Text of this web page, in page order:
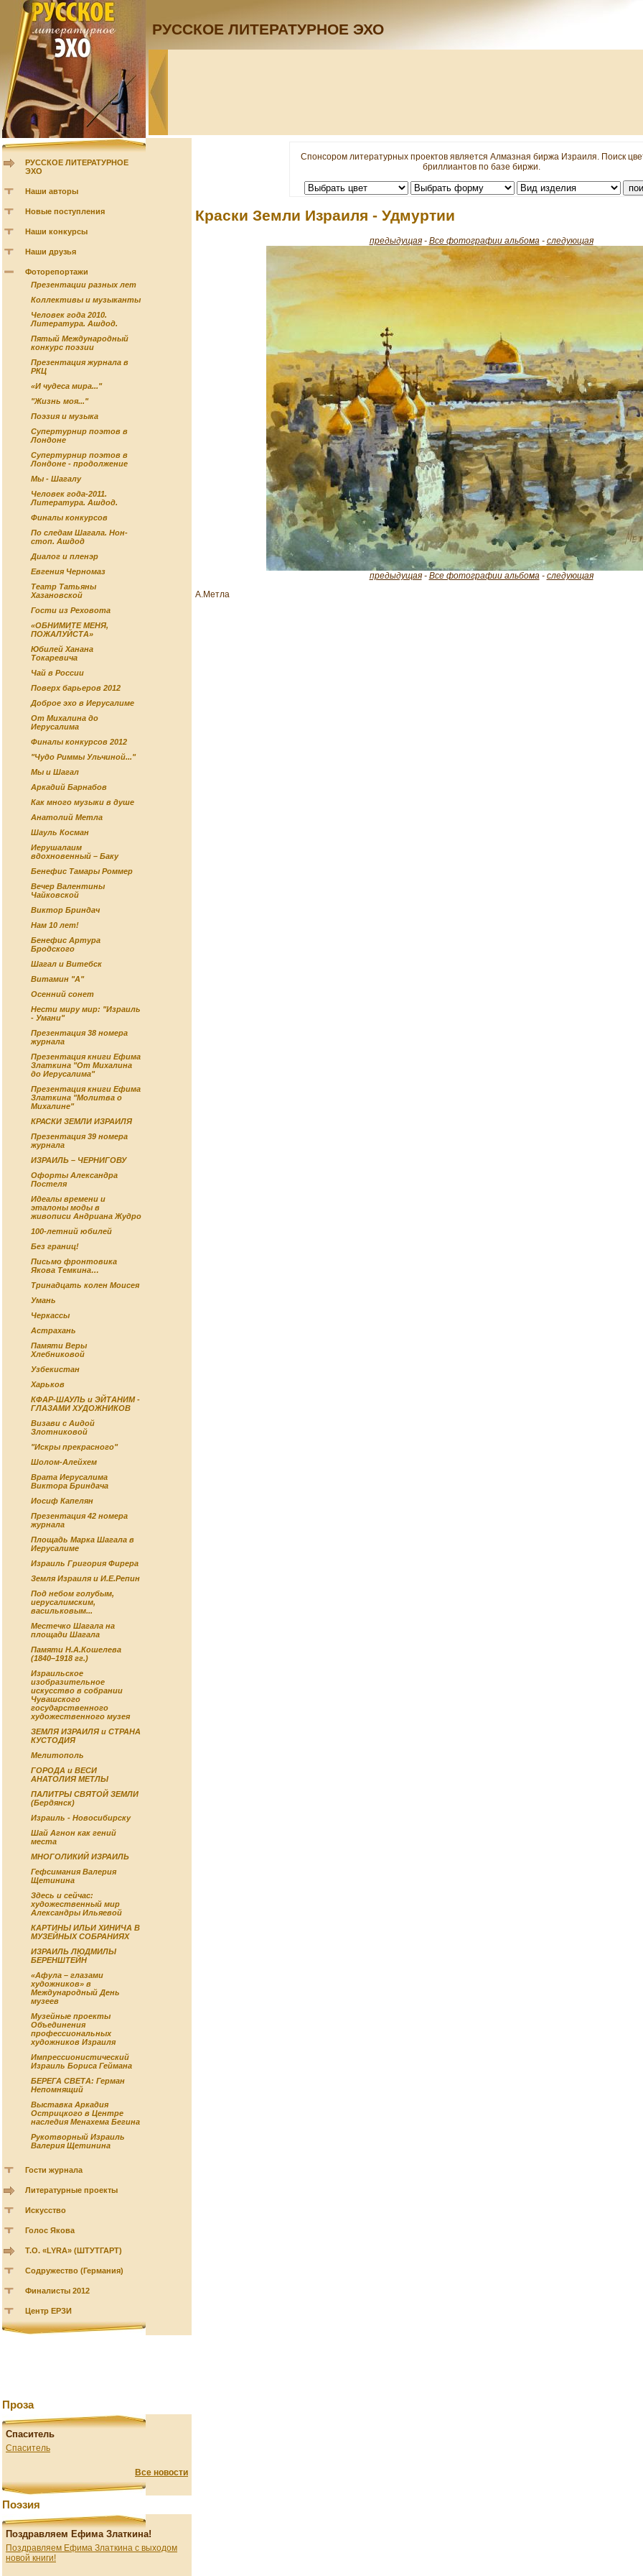
РУССКОЕ ЛИТЕРАТУРНОЕ ЭХО
РУССКОЕ ЛИТЕРАТУРНОЕ
ЭХО
Наши авторы
Новые поступления
Наши конкурсы
Наши друзья
Фоторепортажи
Презентации разных лет
Коллективы и музыканты
Человек года 2010.
Литература. Ашдод.
Пятый Международный
конкурс поэзии
Презентация журнала в
РКЦ
«И чудеса мира..."
"Жизнь моя..."
Поэзия и музыка
Супертурнир поэтов в
Лондоне
Супертурнир поэтов в
Лондоне - продолжение
Мы - Шагалу
Человек года-2011.
Литература. Ашдод.
Финалы конкурсов
По следам Шагала. Нон-
стоп. Ашдод
Диалог и пленэр
Евгения Черномаз
Театр Татьяны
Хазановской
Гости из Реховота
«ОБНИМИТЕ МЕНЯ,
ПОЖАЛУЙСТА»
Юбилей Ханана
Токаревича
Чай в России
Поверх барьеров 2012
Доброе эхо в Иерусалиме
От Михалина до
Иерусалима
Финалы конкурсов 2012
"Чудо Риммы Ульчиной..."
Мы и Шагал
Аркадий Барнабов
Как много музыки в душе
Анатолий Метла
Шауль Косман
Иерушалаим
вдохновенный – Баку
Бенефис Тамары Роммер
Вечер Валентины
Чайковской
Виктор Бриндач
Нам 10 лет!
Бенефис Артура
Бродского
Шагал и Витебск
Витамин "А"
Осенний сонет
Нести миру мир: "Израиль
- Умани"
Презентация 38 номера
журнала
Презентация книги Ефима
Златкина "От Михалина
до Иерусалима"
Презентация книги Ефима
Златкина "Молитва о
Михалине"
КРАСКИ ЗЕМЛИ ИЗРАИЛЯ
Презентация 39 номера
журнала
ИЗРАИЛЬ – ЧЕРНИГОВУ
Офорты Александра
Постеля
Идеалы времени и
эталоны моды в
живописи Андриана Жудро
100-летний юбилей
Без границ!
Письмо фронтовика
Якова Темкина…
Тринадцать колен Моисея
Умань
Черкассы
Астрахань
Памяти Веры
Хлебниковой
Узбекистан
Харьков
КФАР-ШАУЛЬ и ЭЙТАНИМ -
ГЛАЗАМИ ХУДОЖНИКОВ
Визави с Аидой
Злотниковой
"Искры прекрасного"
Шолом-Алейхем
Врата Иерусалима
Виктора Бриндача
Иосиф Капелян
Презентация 42 номера
журнала
Площадь Марка Шагала в
Иерусалиме
Израиль Григория Фирера
Земля Израиля и И.Е.Репин
Под небом голубым,
иерусалимским,
васильковым...
Местечко Шагала на
площади Шагала
Памяти Н.А.Кошелева
(1840–1918 гг.)
Израильское
изобразительное
искусство в собрании
Чувашского
государственного
художественного музея
ЗЕМЛЯ ИЗРАИЛЯ и СТРАНА
КУСТОДИЯ
Мелитополь
ГОРОДА и ВЕСИ
АНАТОЛИЯ МЕТЛЫ
ПАЛИТРЫ СВЯТОЙ ЗЕМЛИ
(Бердянск)
Израиль - Новосибирску
Шай Агнон как гений
места
МНОГОЛИКИЙ ИЗРАИЛЬ
Гефсимания Валерия
Щетинина
Здесь и сейчас:
художественный мир
Александры Ильяевой
КАРТИНЫ ИЛЬИ ХИНИЧА В
МУЗЕЙНЫХ СОБРАНИЯХ
ИЗРАИЛЬ ЛЮДМИЛЫ
БЕРЕНШТЕЙН
«Афула – глазами
художников» в
Международный День
музеев
Музейные проекты
Объединения
профессиональных
художников Израиля
Импрессионистический
Израиль Бориса Геймана
БЕРЕГА СВЕТА: Герман
Непомнящий
Выставка Аркадия
Острицкого в Центре
наследия Менахема Бегина
Рукотворный Израиль
Валерия Щетинина
Гости журнала
Литературные проекты
Искусство
Голос Якова
Т.О. «LYRA» (ШТУТГАРТ)
Содружество (Германия)
Финалисты 2012
Центр ЕРЗИ
Проза
Спаситель
Спаситель
Все новости
Поэзия
Поздравляем Ефима Златкина!
Поздравляем Ефима Златкина с выходом
новой книги!
Спонсором литературных проектов является Алмазная биржа Израиля. Поиск
бриллиантов по базе биржи.
Краски Земли Израиля - Удмуртии
предыдущая- Все фотографии альбома - следующая
предыдущая- Все фотографии альбома - следующая
А.Метла